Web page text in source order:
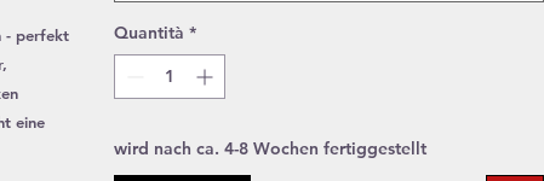
- perfekt
eine
Quantità *
wird nach ca. 4-8 Wochen fertiggestellt